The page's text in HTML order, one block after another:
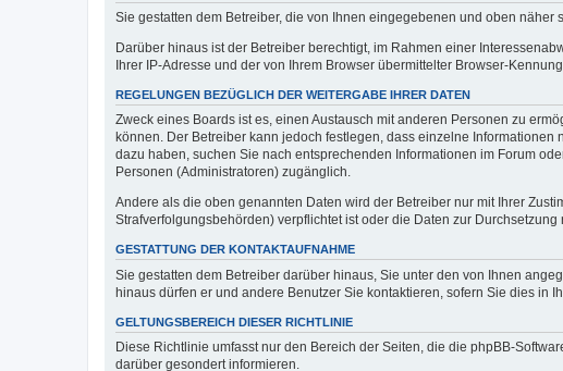
Sie gestatten dem Betreiber, die von Ihnen eingegebenen und oben
Darüber hinaus ist der Betreiber berechtigt, im Rahmen einer
Ihrer IP-Adresse und der von Ihrem Browser übermittelter Browser-
REGELUNGEN BEZÜGLICH DER WEITERGABE IHRER DATEN
Zweck eines Boards ist es, einen Austausch mit anderen Personen zu
können. Der Betreiber kann jedoch festlegen, dass einzelne
dazu haben, suchen Sie nach entsprechenden Informationen im Forum
Personen (Administratoren) zugänglich.
Andere als die oben genannten Daten wird der Betreiber nur mit Ihrer
Strafverfolgungsbehörden) verpflichtet ist oder die Daten zur
GESTATTUNG DER KONTAKTAUFNAHME
Sie gestatten dem Betreiber darüber hinaus, Sie unter den von Ihnen
hinaus dürfen er und andere Benutzer Sie kontaktieren, sofern Sie dies in
GELTUNGSBEREICH DIESER RICHTLINIE
Diese Richtlinie umfasst nur den Bereich der Seiten, die die phpBB-
darüber gesondert informieren.